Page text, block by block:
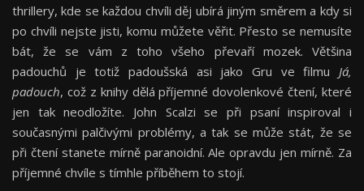
thrillery, kde se každou chvíli děj ubírá jiným směrem a kdy si
po chvíli nejste jisti, komu můžete věřit. Přesto se nemusíte
bát, že se vám z toho všeho převaří mozek. Většina
padouchů je totiž padoušská asi jako Gru ve filmu Já,
padouch, což z knihy dělá příjemné dovolenkové čtení, které
jen tak neodložíte. John Scalzi se při psaní inspiroval i
současnými palčivými problémy, a tak se může stát, že se
při čtení stanete mírně paranoidní. Ale opravdu jen mírně. Za
příjemné chvíle s tímhle příběhem to stojí.